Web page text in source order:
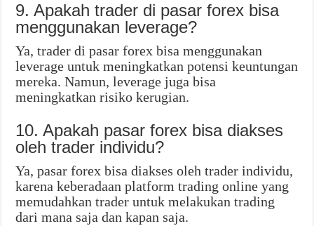
9. Apakah trader di pasar forex bisa
menggunakan leverage?
Ya, trader di pasar forex bisa menggunakan
leverage untuk meningkatkan potensi keuntungan
mereka. Namun, leverage juga bisa
meningkatkan risiko kerugian.
10. Apakah pasar forex bisa diakses
oleh trader individu?
Ya, pasar forex bisa diakses oleh trader individu,
karena keberadaan platform trading online yang
memudahkan trader untuk melakukan trading
dari mana saja dan kapan saja.